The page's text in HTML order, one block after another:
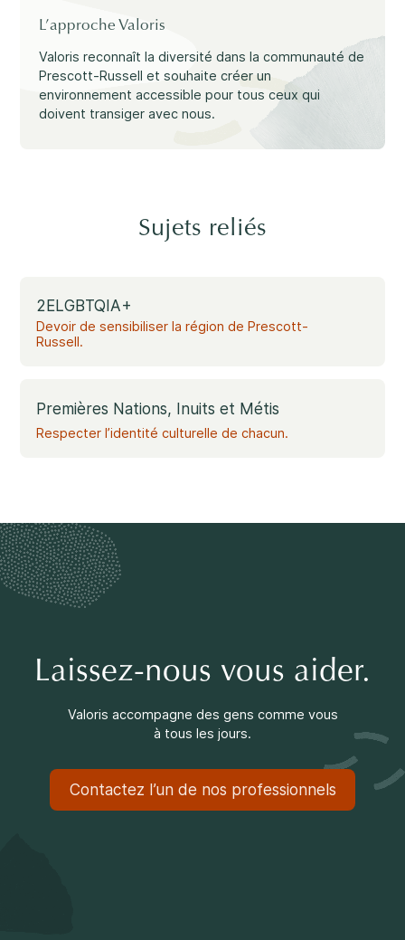
L’approche Valoris
Valoris reconnaît la diversité dans la communauté de
Prescott-Russell et souhaite créer un
environnement accessible pour tous ceux qui
doivent transiger avec nous.
Sujets reliés
2ELGBTQIA+
Devoir de sensibiliser la région de Prescott-
Russell.
Premières Nations, Inuits et Métis
Respecter l’identité culturelle de chacun.
Laissez-nous vous aider.
Valoris accompagne des gens comme vous
à tous les jours.
Contactez l’un de nos professionnels